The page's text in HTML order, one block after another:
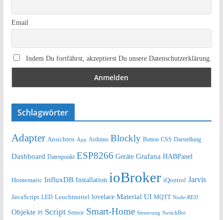
Email
Indem Du fortfährst, akzeptierst Du unsere Datenschutzerklärung.
Schlagwörter
Adapter Ansichten App Arduino Blockly Button CSS Darstellung
Dashboard Datenpunkt ESP8266 Geräte Grafana HABPanel
Homematic InfluxDB Installation ioBroker iQontrol Jarvis
JavaScript LED Leuchtmittel lovelace Material UI MQTT Node-RED
Objekte PI Script Sensor Smart-Home Steuerung SwitchBot